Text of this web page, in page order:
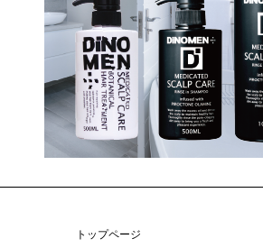
トップページ